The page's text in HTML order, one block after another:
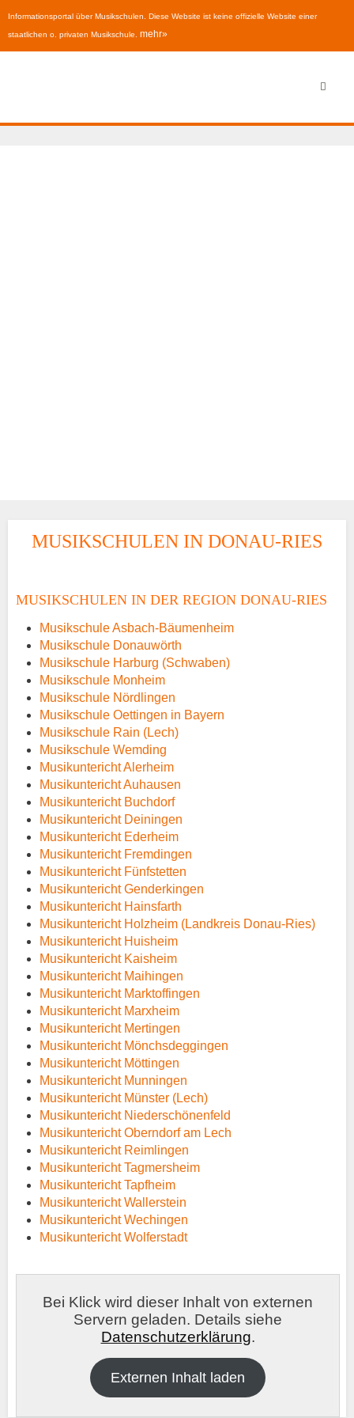
Informationsportal über Musikschulen. Diese Website ist keine offizielle Website einer
staatlichen o. privaten Musikschule. mehr»
MUSIKSCHULEN IN DONAU-RIES
MUSIKSCHULEN IN DER REGION DONAU-RIES
Musikschule Asbach-Bäumenheim
Musikschule Donauwörth
Musikschule Harburg (Schwaben)
Musikschule Monheim
Musikschule Nördlingen
Musikschule Oettingen in Bayern
Musikschule Rain (Lech)
Musikschule Wemding
Musikuntericht Alerheim
Musikuntericht Auhausen
Musikuntericht Buchdorf
Musikuntericht Deiningen
Musikuntericht Ederheim
Musikuntericht Fremdingen
Musikuntericht Fünfstetten
Musikuntericht Genderkingen
Musikuntericht Hainsfarth
Musikuntericht Holzheim (Landkreis Donau-Ries)
Musikuntericht Huisheim
Musikuntericht Kaisheim
Musikuntericht Maihingen
Musikuntericht Marktoffingen
Musikuntericht Marxheim
Musikuntericht Mertingen
Musikuntericht Mönchsdeggingen
Musikuntericht Möttingen
Musikuntericht Munningen
Musikuntericht Münster (Lech)
Musikuntericht Niederschönenfeld
Musikuntericht Oberndorf am Lech
Musikuntericht Reimlingen
Musikuntericht Tagmersheim
Musikuntericht Tapfheim
Musikuntericht Wallerstein
Musikuntericht Wechingen
Musikuntericht Wolferstadt
Bei Klick wird dieser Inhalt von externen
Servern geladen. Details siehe
Datenschutzerklärung.
Externen Inhalt laden